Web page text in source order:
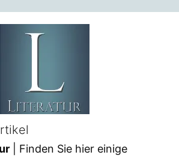
| Finden Sie hier einige